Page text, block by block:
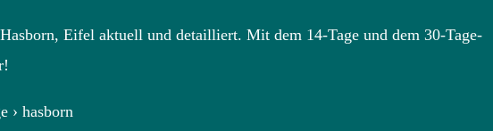
Eifel aktuell und detailliert. Mit dem 14-Tage und dem 30-Tage-
› hasborn